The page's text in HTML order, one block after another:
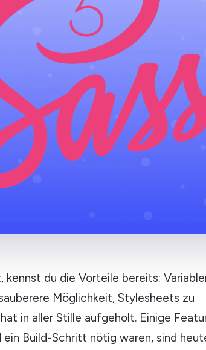
kennst du die Vorteile bereits:
Möglichkeit, Stylesheets zu
in aller Stille aufgeholt. Einige
Build-Schritt nötig waren, sind